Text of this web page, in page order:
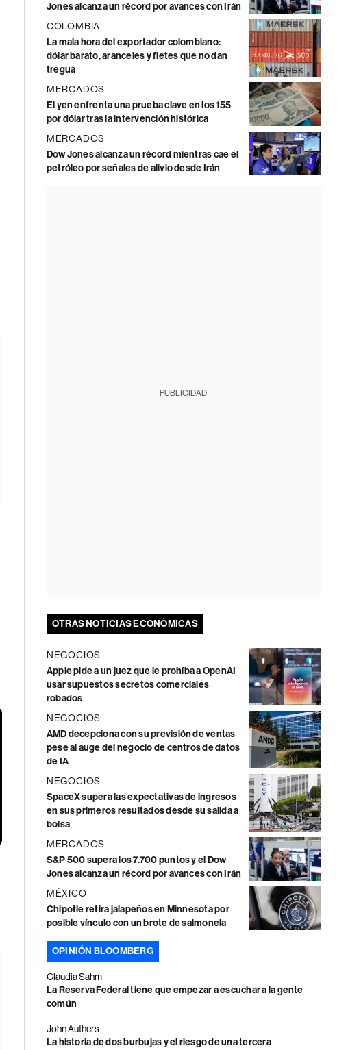
Jones alcanza un récord por avances con Irán
COLOMBIA
La mala hora del exportador colombiano:
dólar barato, aranceles y fletes que no dan
tregua
MERCADOS
El yen enfrenta una prueba clave en los 155
por dólar tras la intervención histórica
MERCADOS
Dow Jones alcanza un récord mientras cae el
petróleo por señales de alivio desde Irán
PUBLICIDAD
OTRAS NOTICIAS ECONÓMICAS
NEGOCIOS
Apple pide a un juez que le prohíba a OpenAI
usar supuestos secretos comerciales
robados
NEGOCIOS
AMD decepciona con su previsión de ventas
pese al auge del negocio de centros de datos
de IA
NEGOCIOS
SpaceX supera las expectativas de ingresos
en sus primeros resultados desde su salida a
bolsa
MERCADOS
S&P 500 supera los 7.700 puntos y el Dow
Jones alcanza un récord por avances con Irán
MÉXICO
Chipotle retira jalapeños en Minnesota por
posible vínculo con un brote de salmonela
OPINIÓN BLOOMBERG
Claudia Sahm
La Reserva Federal tiene que empezar a escuchar a la gente
común
John Authers
La historia de dos burbujas y el riesgo de una tercera